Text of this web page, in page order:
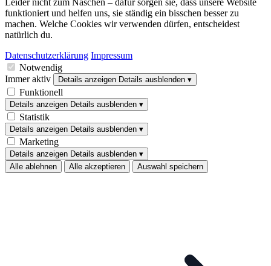
Leider nicht zum Naschen – dafür sorgen sie, dass unsere Website
funktioniert und helfen uns, sie ständig ein bisschen besser zu
machen. Welche Cookies wir verwenden dürfen, entscheidest
natürlich du.
Datenschutzerklärung Impressum
Notwendig
Immer aktiv
Details anzeigen Details ausblenden ▾
Funktionell
Details anzeigen Details ausblenden ▾
Statistik
Details anzeigen Details ausblenden ▾
Marketing
Details anzeigen Details ausblenden ▾
Alle ablehnen
Alle akzeptieren Auswahl speichern